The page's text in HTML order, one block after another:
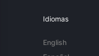
Idiomas
English